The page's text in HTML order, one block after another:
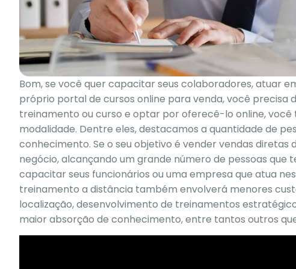
Bom, se você quer capacitar seus colaboradores, atuar
próprio portal de cursos online para venda, você precisa
treinamento ou curso e optar por oferecê-lo online,
modalidade. Dentre eles, destacamos a quantidade de
conhecimento. Se o seu objetivo é vender vendas diretas
negócio, alcançando um grande número de pessoas que
capacitar seus funcionários ou uma empresa que atua
treinamento a distância também envolverá menores
localização, desenvolvimento de treinamentos
maior absorção de conhecimento, entre tantos outros